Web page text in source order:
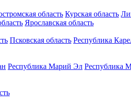
область Курская область
Ярославская область
Псковская область Республика
Республика Марий Эл Республика